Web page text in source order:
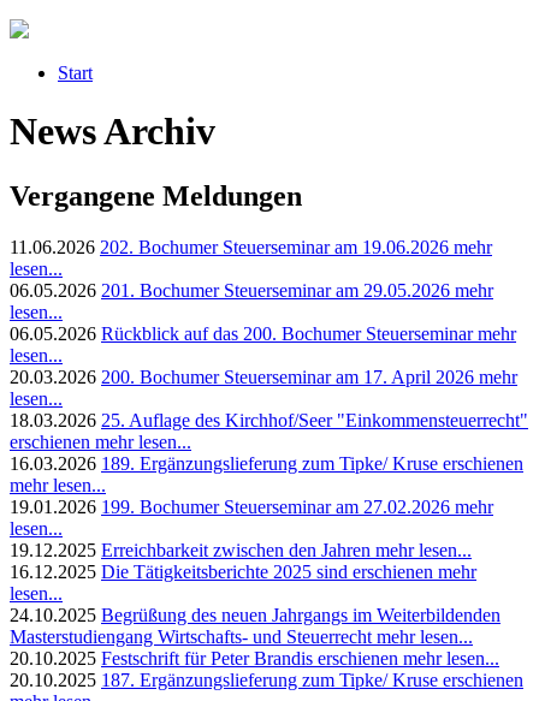
Start
News Archiv
Vergangene Meldungen
11.06.2026 202. Bochumer Steuerseminar am 19.06.2026 mehr
lesen...
06.05.2026 201. Bochumer Steuerseminar am 29.05.2026 mehr
lesen...
06.05.2026 Rückblick auf das 200. Bochumer Steuerseminar mehr
lesen...
20.03.2026 200. Bochumer Steuerseminar am 17. April 2026 mehr
lesen...
18.03.2026 25. Auflage des Kirchhof/Seer "Einkommensteuerrecht"
erschienen mehr lesen...
16.03.2026 189. Ergänzungslieferung zum Tipke/ Kruse erschienen
mehr lesen...
19.01.2026 199. Bochumer Steuerseminar am 27.02.2026 mehr
lesen...
19.12.2025 Erreichbarkeit zwischen den Jahren mehr lesen...
16.12.2025 Die Tätigkeitsberichte 2025 sind erschienen mehr
lesen...
24.10.2025 Begrüßung des neuen Jahrgangs im Weiterbildenden
Masterstudiengang Wirtschafts- und Steuerrecht mehr lesen...
20.10.2025 Festschrift für Peter Brandis erschienen mehr lesen...
20.10.2025 187. Ergänzungslieferung zum Tipke/ Kruse erschienen